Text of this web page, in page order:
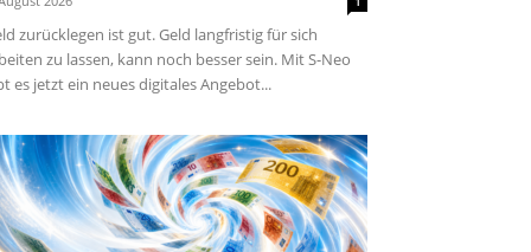
zurücklegen ist gut. Geld langfristig für sich
zu lassen, kann noch besser sein. Mit S-Neo
es jetzt ein neues digitales Angebot...